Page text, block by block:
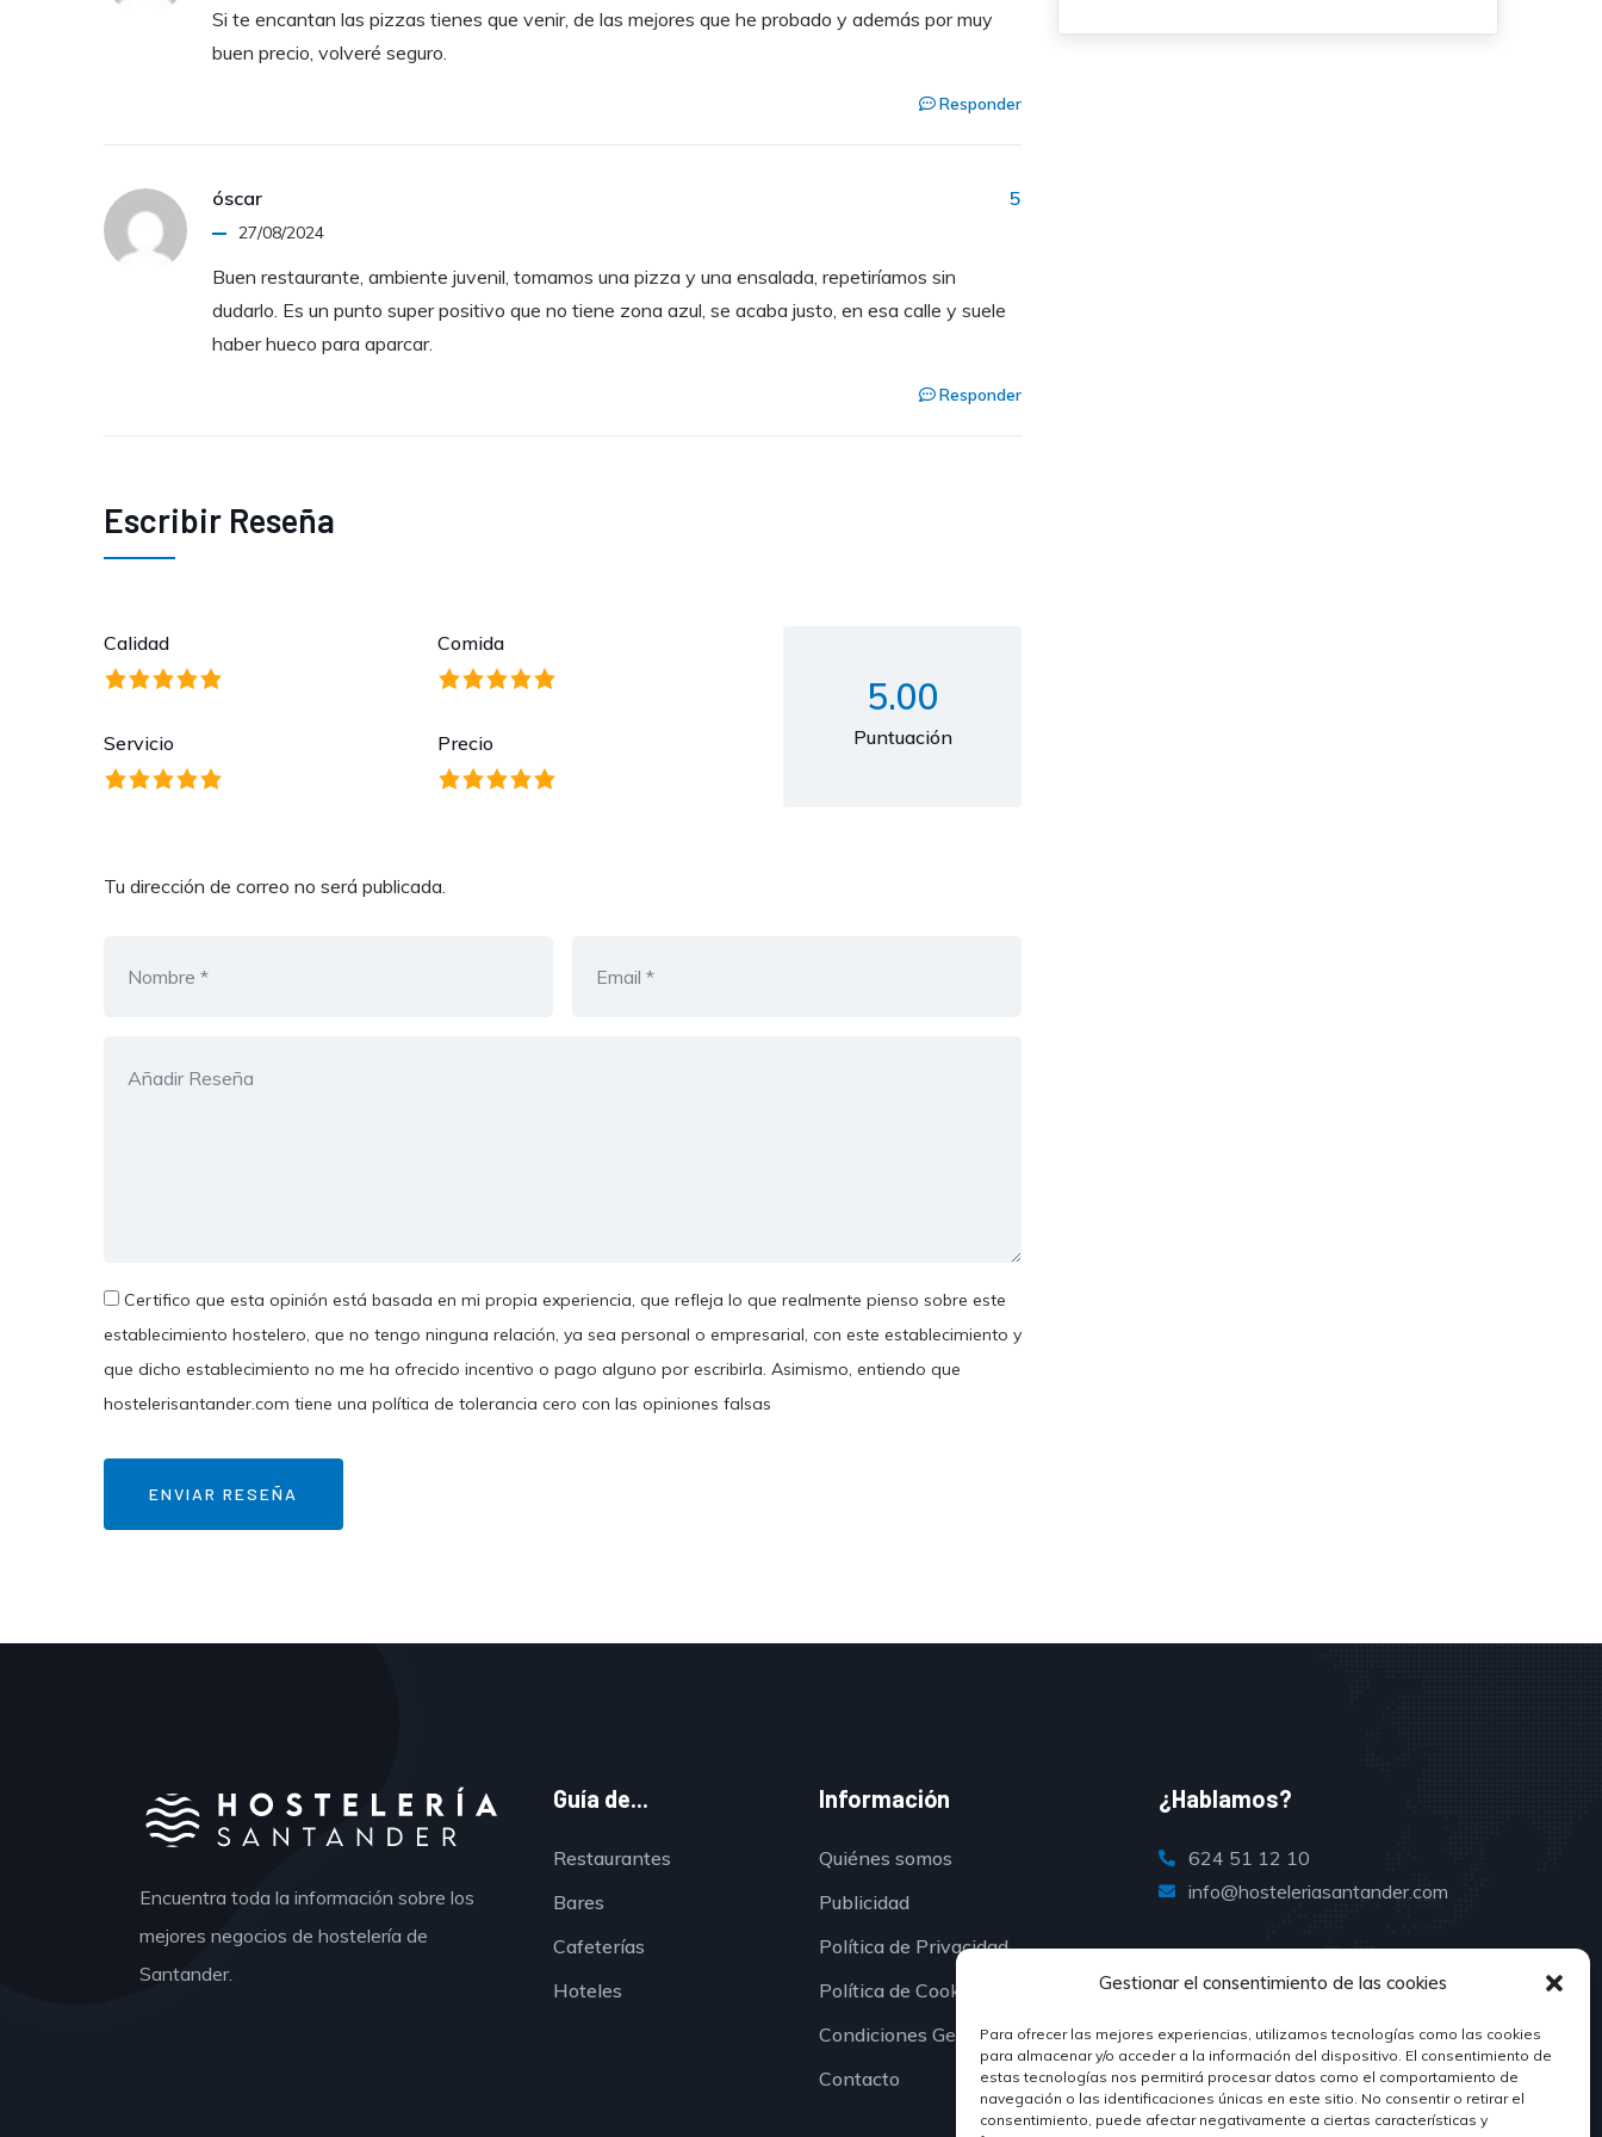
Gestionar el consentimiento de las cookies
Para ofrecer las mejores experiencias, utilizamos tecnologías como las cookies
para almacenar y/o acceder a la información del dispositivo. El consentimiento de
estas tecnologías nos permitirá procesar datos como el comportamiento de
navegación o las identificaciones únicas en este sitio. No consentir o retirar el
consentimiento, puede afectar negativamente a ciertas características y
Si te encantan las pizzas tienes que venir, de las mejores que he probado y además por muy
buen precio, volveré seguro.
Responder
óscar
27/08/2024
Buen restaurante, ambiente juvenil, tomamos una pizza y una ensalada, repetiríamos sin
dudarlo. Es un punto super positivo que no tiene zona azul, se acaba justo, en esa calle y suele
haber hueco para aparcar.
5
Responder
Escribir Reseña
Calidad Comida
Servicio Precio
5.00
Puntuación
Tu dirección de correo no será publicada.
Certifico que esta opinión está basada en mi propia experiencia, que refleja lo que realmente pienso sobre este
establecimiento hostelero, que no tengo ninguna relación, ya sea personal o empresarial, con este establecimiento y
que dicho establecimiento no me ha ofrecido incentivo o pago alguno por escribirla. Asimismo, entiendo que
hostelerisantander.com tiene una política de tolerancia cero con las opiniones falsas
Encuentra toda la información sobre los
mejores negocios de hostelería de
Santander.
Guía de...
Restaurantes
Bares
Cafeterías
Hoteles
Información
Quiénes somos
Publicidad
Política de Privacidad
Política de Cookies
Condiciones Generales
Contacto
¿Hablamos?
624 51 12 10
info@hosteleriasantander.com